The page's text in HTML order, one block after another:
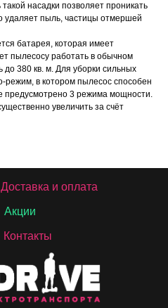
насадки позволяет проникать
удаляет пыль, частицы отмершей
батарея, которая имеет
пылесосу работать в обычном
380 кв. м. Для уборки сильных
режим, в котором пылесос способен
предусмотрено 3 режима мощности.
увеличить за счёт
Доставка и оплата
Акции
Контакты